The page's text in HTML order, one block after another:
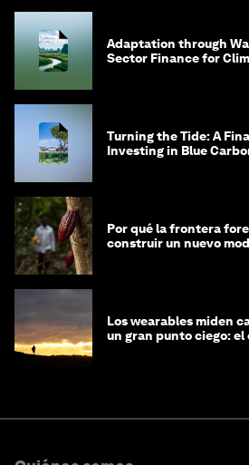
Adaptation through
Sector Finance for
Turning the Tide: A
Investing in Blue
Por qué la frontera
construir un nuevo
Los wearables miden
un gran punto ciego: